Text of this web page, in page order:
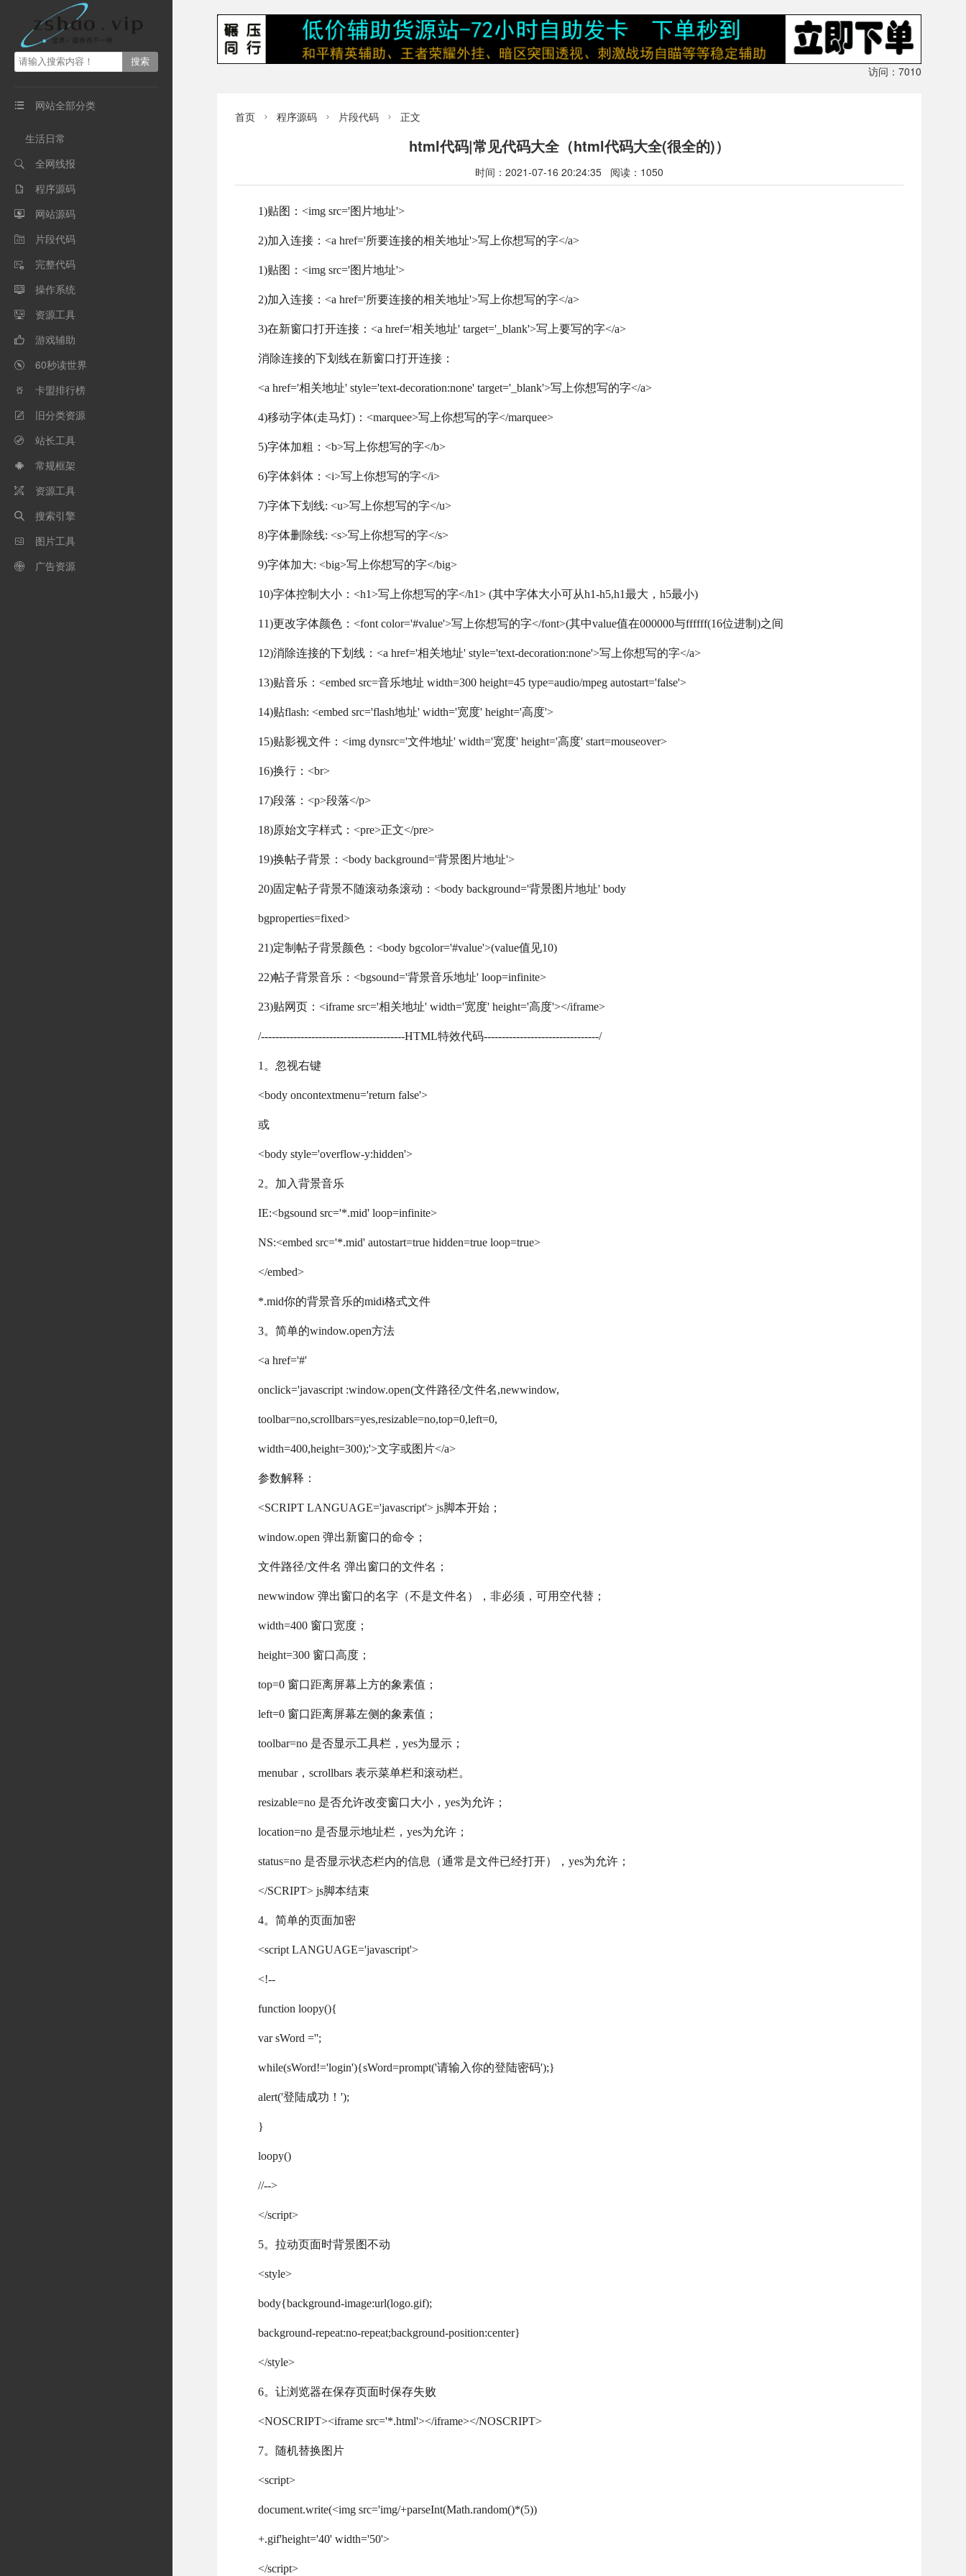
 网站全部分类
生活日常
 全网线报
 程序源码
 网站源码
 片段代码
 完整代码
 操作系统
 资源工具
 游戏辅助
 60秒读世界
 卡盟排行榜
 旧分类资源
 站长工具
 常规框架
 资源工具
 搜索引擎
 图片工具
 广告资源
访问：7010
首页  程序源码  片段代码  正文
html代码|常见代码大全（html代码大全(很全的)）
时间：2021-07-16 20:24:35 阅读：1050
1)贴图：<img src='图片地址'>
2)加入连接：<a href='所要连接的相关地址'>写上你想写的字</a>
1)贴图：<img src='图片地址'>
2)加入连接：<a href='所要连接的相关地址'>写上你想写的字</a>
3)在新窗口打开连接：<a href='相关地址' target='_blank'>写上要写的字</a>
消除连接的下划线在新窗口打开连接：
<a href='相关地址' style='text-decoration:none' target='_blank'>写上你想写的字</a>
4)移动字体(走马灯)：<marquee>写上你想写的字</marquee>
5)字体加粗：<b>写上你想写的字</b>
6)字体斜体：<i>写上你想写的字</i>
7)字体下划线: <u>写上你想写的字</u>
8)字体删除线: <s>写上你想写的字</s>
9)字体加大: <big>写上你想写的字</big>
10)字体控制大小：<h1>写上你想写的字</h1> (其中字体大小可从h1-h5,h1最大，h5最小)
11)更改字体颜色：<font color='#value'>写上你想写的字</font>(其中value值在000000与ffffff(16位进制)之间
12)消除连接的下划线：<a href='相关地址' style='text-decoration:none'>写上你想写的字</a>
13)贴音乐：<embed src=音乐地址 width=300 height=45 type=audio/mpeg autostart='false'>
14)贴flash: <embed src='flash地址' width='宽度' height='高度'>
15)贴影视文件：<img dynsrc='文件地址' width='宽度' height='高度' start=mouseover>
16)换行：<br>
17)段落：<p>段落</p>
18)原始文字样式：<pre>正文</pre>
19)换帖子背景：<body background='背景图片地址'>
20)固定帖子背景不随滚动条滚动：<body background='背景图片地址' body
bgproperties=fixed>
21)定制帖子背景颜色：<body bgcolor='#value'>(value值见10)
22)帖子背景音乐：<bgsound='背景音乐地址' loop=infinite>
23)贴网页：<iframe src='相关地址' width='宽度' height='高度'></iframe>
/----------------------------------------HTML特效代码--------------------------------/
1。忽视右键
<body oncontextmenu='return false'>
或
<body style='overflow-y:hidden'>
2。加入背景音乐
IE:<bgsound src='*.mid' loop=infinite>
NS:<embed src='*.mid' autostart=true hidden=true loop=true>
</embed>
*.mid你的背景音乐的midi格式文件
3。简单的window.open方法
<a href='#'
onclick='javascript :window.open(文件路径/文件名,newwindow,
toolbar=no,scrollbars=yes,resizable=no,top=0,left=0,
width=400,height=300);'>文字或图片</a>
参数解释：
<SCRIPT LANGUAGE='javascript'> js脚本开始；
window.open 弹出新窗口的命令；
文件路径/文件名 弹出窗口的文件名；
newwindow 弹出窗口的名字（不是文件名），非必须，可用空代替；
width=400 窗口宽度；
height=300 窗口高度；
top=0 窗口距离屏幕上方的象素值；
left=0 窗口距离屏幕左侧的象素值；
toolbar=no 是否显示工具栏，yes为显示；
menubar，scrollbars 表示菜单栏和滚动栏。
resizable=no 是否允许改变窗口大小，yes为允许；
location=no 是否显示地址栏，yes为允许；
status=no 是否显示状态栏内的信息（通常是文件已经打开），yes为允许；
</SCRIPT> js脚本结束
4。简单的页面加密
<script LANGUAGE='javascript'>
<!--
function loopy(){
var sWord ='';
while(sWord!='login'){sWord=prompt('请输入你的登陆密码');}
alert('登陆成功！');
}
loopy()
//-->
</script>
5。拉动页面时背景图不动
<style>
body{background-image:url(logo.gif);
background-repeat:no-repeat;background-position:center}
</style>
6。让浏览器在保存页面时保存失败
<NOSCRIPT><iframe src='*.html'></iframe></NOSCRIPT>
7。随机替换图片
<script>
document.write(<img src='img/+parseInt(Math.random()*(5))
+.gif'height='40' width='50'>
</script>